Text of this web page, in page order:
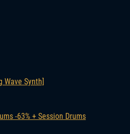
Wave Synth]
-63% + Session Drums